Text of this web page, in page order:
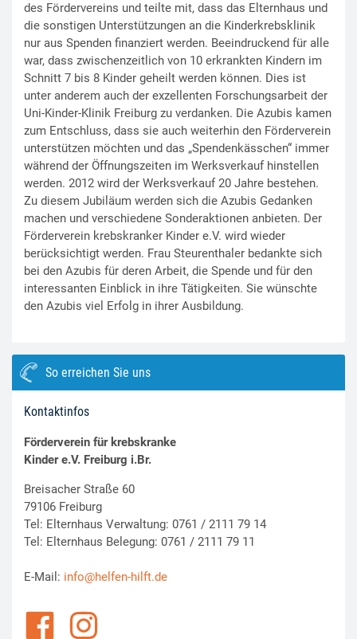
des Fördervereins und teilte mit, dass das Elternhaus und
die sonstigen Unterstützungen an die Kinderkrebsklinik
nur aus Spenden finanziert werden. Beeindruckend für alle
war, dass zwischenzeitlich von 10 erkrankten Kindern im
Schnitt 7 bis 8 Kinder geheilt werden können. Dies ist
unter anderem auch der exzellenten Forschungsarbeit der
Uni-Kinder-Klinik Freiburg zu verdanken. Die Azubis kamen
zum Entschluss, dass sie auch weiterhin den Förderverein
unterstützen möchten und das „Spendenkässchen“ immer
während der Öffnungszeiten im Werksverkauf hinstellen
werden. 2012 wird der Werksverkauf 20 Jahre bestehen.
Zu diesem Jubiläum werden sich die Azubis Gedanken
machen und verschiedene Sonderaktionen anbieten. Der
Förderverein krebskranker Kinder e.V. wird wieder
berücksichtigt werden. Frau Steurenthaler bedankte sich
bei den Azubis für deren Arbeit, die Spende und für den
interessanten Einblick in ihre Tätigkeiten. Sie wünschte
den Azubis viel Erfolg in ihrer Ausbildung.
So erreichen Sie uns
Kontaktinfos
Förderverein für krebskranke
Kinder e.V. Freiburg i.Br.
Breisacher Straße 60
79106 Freiburg
Tel: Elternhaus Verwaltung: 0761 / 2111 79 14
Tel: Elternhaus Belegung: 0761 / 2111 79 11
E-Mail: info@helfen-hilft.de